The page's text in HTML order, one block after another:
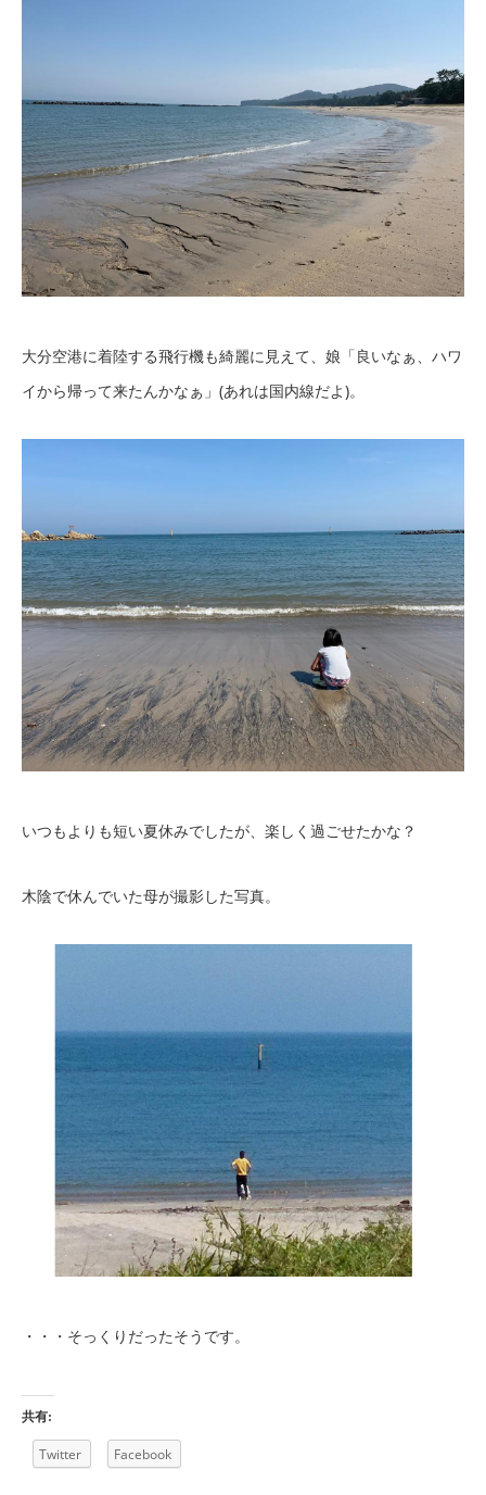
大分空港に着陸する飛行機も綺麗に見えて、娘「良いなぁ、ハワ
イから帰って来たんかなぁ」(あれは国内線だよ)。
いつもよりも短い夏休みでしたが、楽しく過ごせたかな？
木陰で休んでいた母が撮影した写真。
・・・そっくりだったそうです。
共有:
Twitter Facebook